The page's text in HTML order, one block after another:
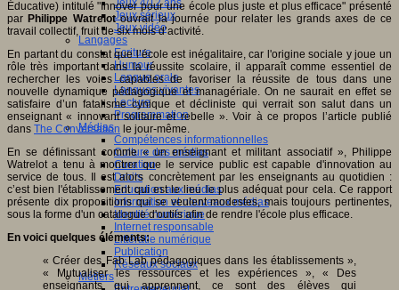
Jeux 4/12 ans
Jeux sérieux
Jeux vidéo
Langages
Ecriture
Humour
Langue orale
Langues vivantes
Lecture
Programmation
Médias
Compétences informationnelles
Culture des médias
Curation
Droits
Education aux médias
Information et nouveaux médias
Identité numérique
Internet responsable
Littératie numérique
Publication
Réseaux sociaux
Métiers
Éducative) intitulé "Innover pour une école plus juste et plus efficace" présenté
par Philippe Watrelotouvrait la journée pour relater les grands axes de ce
travail collectif, fruit de six mois d’activité.
En partant du constat que l’école est inégalitaire, car l'origine sociale y joue un
rôle très important dans la réussite scolaire, il apparaît comme essentiel de
rechercher les voies capables de favoriser la réussite de tous dans une
nouvelle dynamique pédagogique et managériale. On ne saurait en effet se
satisfaire d’un fatalisme cynique et décliniste qui verrait son salut dans un
enseignant « innovant solitaire et rebelle ». Voir à ce propos l’article publié
dans The Conversation le jour-même.
En se définissant comme « un enseignant et militant associatif », Philippe
Watrelot a tenu à montrer que le service public est capable d'innovation au
service de tous. Il est alors concrètement par les enseignants au quotidien :
c’est bien l'établissement qui est le lieu le plus adéquat pour cela. Ce rapport
présente dix propositions qui se veulent modestes, mais toujours pertinentes,
sous la forme d'un catalogue d'outils afin de rendre l'école plus efficace.
En voici quelques éléments:
« Créer des Fab Lab pédagogiques dans les établissements »,
« Mutualiser les ressources et les expériences », « Des
enseignants qui apprennent, ce sont des élèves qui